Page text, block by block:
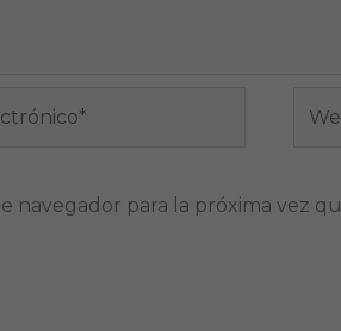
navegador para la próxima vez